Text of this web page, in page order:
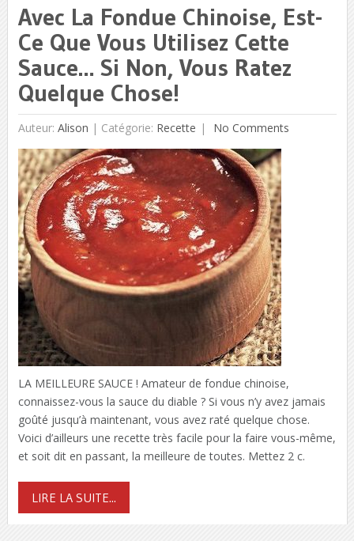
Avec La Fondue Chinoise, Est-
Ce Que Vous Utilisez Cette
Sauce… Si Non, Vous Ratez
Quelque Chose!
Auteur: Alison | Catégorie: Recette No Comments
LA MEILLEURE SAUCE ! Amateur de fondue chinoise,
connaissez-vous la sauce du diable ? Si vous n’y avez jamais
goûté jusqu’à maintenant, vous avez raté quelque chose.
Voici d’ailleurs une recette très facile pour la faire vous-même,
et soit dit en passant, la meilleure de toutes. Mettez 2 c.
LIRE LA SUITE...